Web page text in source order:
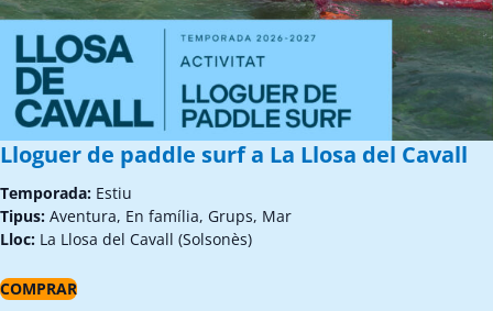
Lloguer de paddle surf a La Llosa del Cavall
Temporada: Estiu
Tipus: Aventura, En família, Grups, Mar
Lloc: La Llosa del Cavall (Solsonès)
COMPRAR